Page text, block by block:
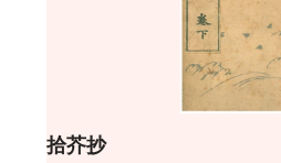
拾芥抄